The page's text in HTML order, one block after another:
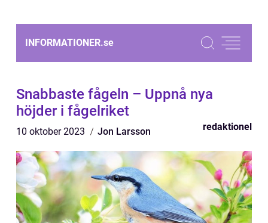
INFORMATIONER.se
Snabbaste fågeln – Uppnå nya
höjder i fågelriket
10 oktober 2023 Jon Larsson redaktionel